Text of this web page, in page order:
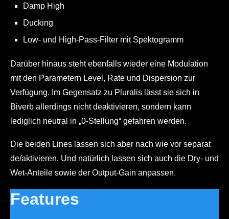
Damp High
Ducking
Low- und High-Pass-Filter mit Spektogramm
Darüber hinaus steht ebenfalls wieder eine Modulation
mit den Parametern Level, Rate und Dispersion zur
Verfügung. Im Gegensatz zu Pluralis lässt sie sich in
Biverb allerdings nicht deaktivieren, sondern kann
lediglich neutral in „0-Stellung“ gefahren werden.
Die beiden Lines lassen sich aber nach wie vor separat
de/aktivieren. Und natürlich lassen sich auch die Dry- und
Wet-Anteile sowie der Output-Gain anpassen.
Features